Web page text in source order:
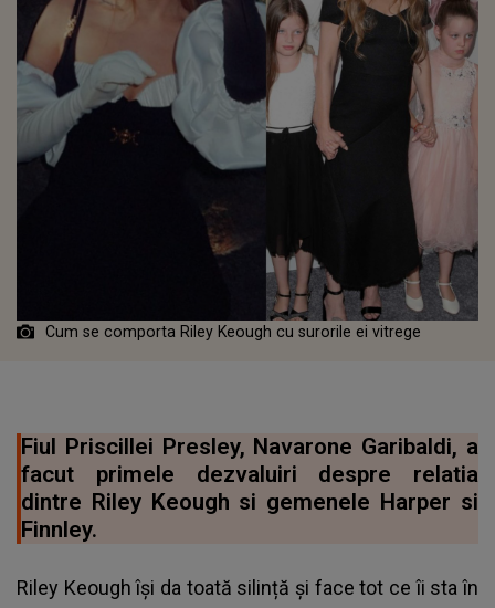
Cum se comporta Riley Keough cu surorile ei vitrege
Fiul Priscillei Presley, Navarone Garibaldi, a
facut primele dezvaluiri despre relatia
dintre Riley Keough si gemenele Harper si
Finnley.
Riley Keough își da toată silință și face tot ce îi sta în